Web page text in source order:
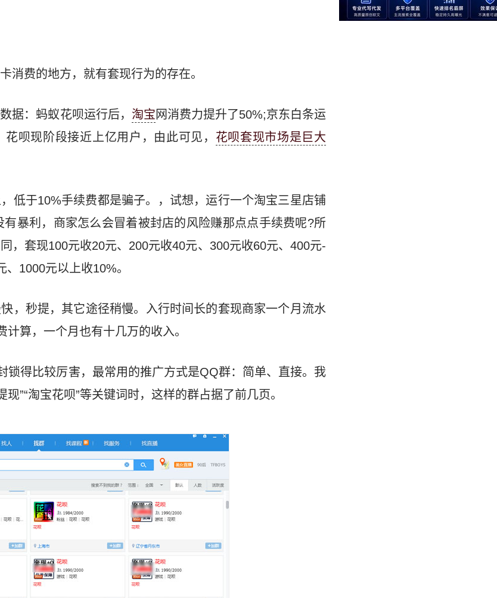
消费的地方，就有套现行为的存在。
据：蚂蚁花呗运行后， 淘宝网消费力提升了50%;京东白条运
呗现阶段接近上亿用户，由此可见， 花呗套现市场是巨大
低于10%手续费都是骗子。，试想，运行一个淘宝三星店铺
暴利，商家怎么会冒着被封店的风险赚那点点手续费呢?所
，套现100元收20元、200元收40元、300元收60元、400元-
1000元以上收10%。
，秒提，其它途径稍慢。入行时间长的套现商家一个月流水
算，一个月也有十几万的收入。
锁得比较厉害，最常用的推广方式是QQ群：简单、直接。我
”“淘宝花呗”等关键词时，这样的群占据了前几页。